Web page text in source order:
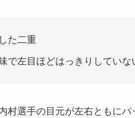
た二重
で左目ほどはっきりしていな
村選手の目元が左右ともにパ